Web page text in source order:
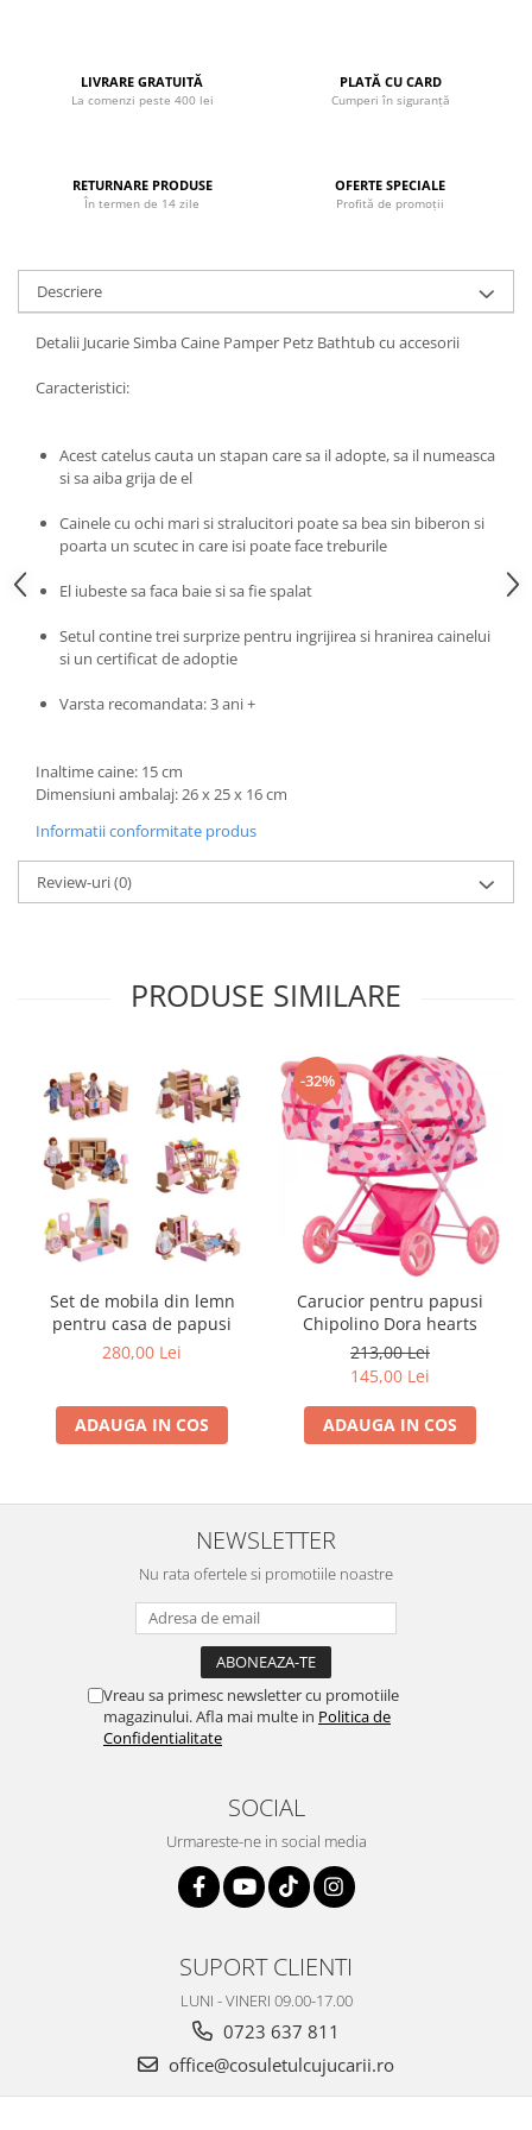
Ludicus Games
Marionette
Mentari
MillaMinis
Noris
Paint Art
Play Doh
Progarden
Prosperplast
Raduka
Silverlit
Simba
Smoby
Spin Master
Trefl
Vektory
Viga Toys
Wonderworld
Woody
LIVRARE GRATUITĂ
La comenzi peste 400 lei
PLATĂ CU CARD
Cumperi în siguranță
RETURNARE PRODUSE
În termen de 14 zile
OFERTE SPECIALE
Profită de promoții
Descriere
Detalii Jucarie Simba Caine Pamper Petz Bathtub cu accesorii
Caracteristici:
Acest catelus cauta un stapan care sa il adopte, sa il numeasca
si sa aiba grija de el
Cainele cu ochi mari si stralucitori poate sa bea sin biberon si
poarta un scutec in care isi poate face treburile
El iubeste sa faca baie si sa fie spalat
Setul contine trei surprize pentru ingrijirea si hranirea cainelui
si un certificat de adoptie
Varsta recomandata: 3 ani +
Inaltime caine: 15 cm
Dimensiuni ambalaj: 26 x 25 x 16 cm
Informatii conformitate produs
Review-uri(0)
PRODUSE SIMILARE
Set de mobila din lemn
pentru casa de papusi
280,00 Lei
ADAUGA IN COS
-32%
Carucior pentru papusi
Chipolino Dora hearts
213,00 Lei
145,00 Lei
ADAUGA IN COS
NEWSLETTER
Nu rata ofertele si promotiile noastre
Vreau sa primesc newsletter cu promotiile
magazinului. Afla mai multe in Politica de
Confidentialitate
SOCIAL
Urmareste-ne in social media
SUPORT CLIENTI
LUNI - VINERI 09.00-17.00
0723 637 811
office@cosuletulcujucarii.ro